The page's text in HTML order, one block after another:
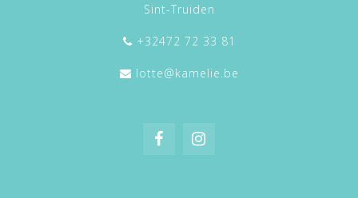
Sint-Truiden
+32472 72 33 81
lotte@kamelie.be